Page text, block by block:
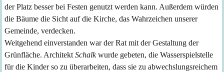
der Platz besser bei Festen genutzt werden kann. Außerdem würden
die Bäume die Sicht auf die Kirche, das Wahrzeichen unserer
Gemeinde, verdecken.
Weitgehend einverstanden war der Rat mit der Gestaltung der
Grünfläche. Architekt Schalkwurde gebeten, die Wasserspielstelle
für die Kinder so zu überarbeiten, dass sie zu abwechslungsreichem